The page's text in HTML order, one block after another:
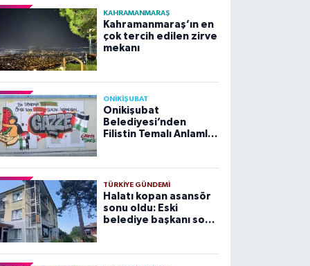
KAHRAMANMARAŞ
Kahramanmaraş’ın en
çok tercih edilen zirve
mekanı
ONİKİŞUBAT
Onikişubat
Belediyesi’nden
Filistin Temalı Anlamlı
TÜRKIYE GÜNDEMI
Halatı kopan asansör
sonu oldu: Eski
belediye başkanı son